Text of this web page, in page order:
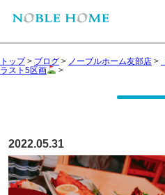
トップ> ブログ > ノーブルホーム友部店 >
ラスト5区画
>
2022.05.31